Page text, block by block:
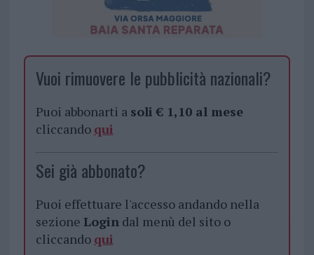
Vuoi rimuovere le pubblicità nazionali?
Puoi abbonarti a soli € 1,10 al mese
cliccando qui
Sei già abbonato?
Puoi effettuare l'accesso andando nella
sezione Logindal menù del sito o
cliccando qui